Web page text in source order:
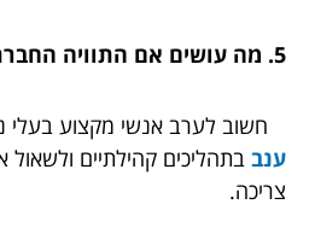
5. מה עושים אם התוויה החברתית לא מובנת?
חשוב לערב אנשי מקצוע בעלי
ענב בתהליכים קהילתיים
צריכה.